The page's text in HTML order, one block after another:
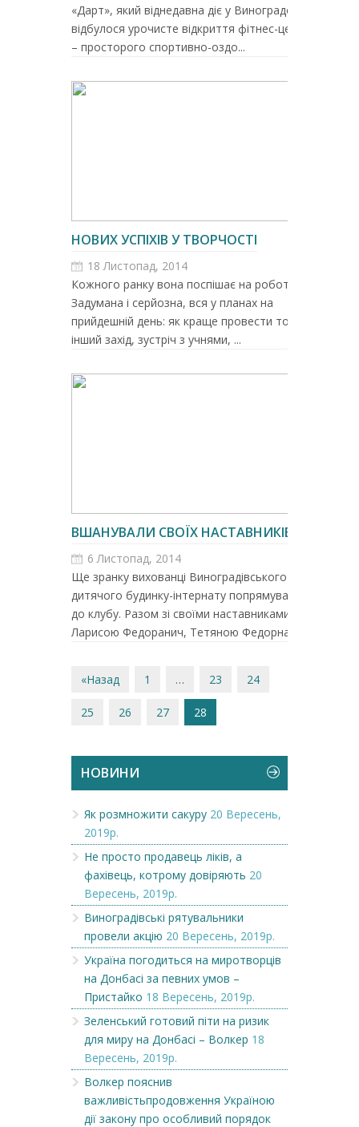
«Дарт», який віднедавна діє у Виноградові,
відбулося урочисте відкриття фітнес-центру
– просторого спортивно-оздо...
НОВИХ УСПІХІВ У ТВОРЧОСТІ
18 Листопад, 2014
Кожного ранку вона поспішає на роботу.
Задумана і серйозна, вся у планах на
прийдешній день: як краще провести той чи
інший захід, зустріч з учнями, ...
ВШАНУВАЛИ СВОЇХ НАСТАВНИКІВ
6 Листопад, 2014
Ще зранку вихованці Виноградівського
дитячого будинку-інтернату попрямували
до клубу. Разом зі своїми наставниками
Ларисою Федоранич, Тетяною Федорна...
«Назад 1 … 23 24
25 26 27 28
НОВИНИ
Як розмножити сакуру 20 Вересень,
2019р.
Не просто продавець ліків, а
фахівець, котрому довіряють 20
Вересень, 2019р.
Виноградівські рятувальники
провели акцію 20 Вересень, 2019р.
Україна погодиться на миротворців
на Донбасі за певних умов –
Пристайко 18 Вересень, 2019р.
Зеленський готовий піти на ризик
для миру на Донбасі – Волкер 18
Вересень, 2019р.
Волкер пояснив
важливістьпродовження Україною
дії закону про особливий порядок